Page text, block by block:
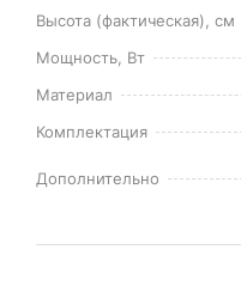
Высота (фактическая), см
Мощность, Вт
Материал
Комплектация
Дополнительно